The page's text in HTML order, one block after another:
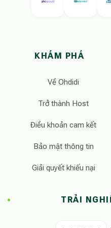
KHÁM PHÁ
Về Ohdidi
Trở thành Host
Điều khoản cam kết
Bảo mật thông tin
Giải quyết khiếu nại
TRẢI